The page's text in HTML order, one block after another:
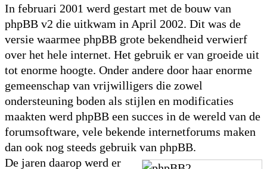
In februari 2001 werd gestart met de bouw van
phpBB v2 die uitkwam in April 2002. Dit was de
versie waarmee phpBB grote bekendheid verwierf
over het hele internet. Het gebruik er van groeide uit
tot enorme hoogte. Onder andere door haar enorme
gemeenschap van vrijwilligers die zowel
ondersteuning boden als stijlen en modificaties
maakten werd phpBB een succes in de wereld van de
forumsoftware, vele bekende internetforums maken
dan ook nog steeds gebruik van phpBB.
De jaren daarop werd er